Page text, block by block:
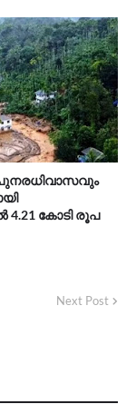
4.21 കോടി രൂപ
Next Post